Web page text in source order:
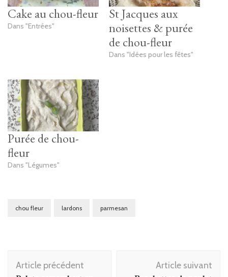
Cake au chou-fleur
Dans "Entrées"
St Jacques aux
noisettes & purée
de chou-fleur
Dans "Idées pour les fêtes"
Purée de chou-
fleur
Dans "Légumes"
chou fleur lardons parmesan
Navigation
d'article
Article précédent
Article suivant